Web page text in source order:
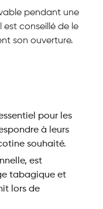
pendant une
est conseillé de le
son ouverture.
pour les
à leurs
souhaité.
est
tabagique et
lors de